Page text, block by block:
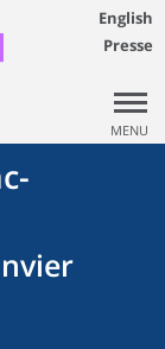
English
Presse
MENU